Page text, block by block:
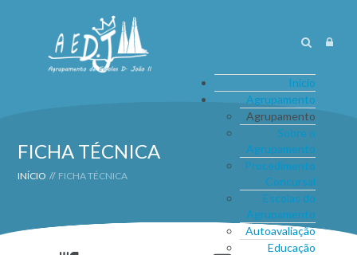
Início
Agrupamento
Agrupamento
Sobre o
Agrupamento
Procedimento
Concursal
Escolas do
Agrupamento
Autoavaliação
Educação
FICHA TÉCNICA
INÍCIO // FICHA TÉCNICA